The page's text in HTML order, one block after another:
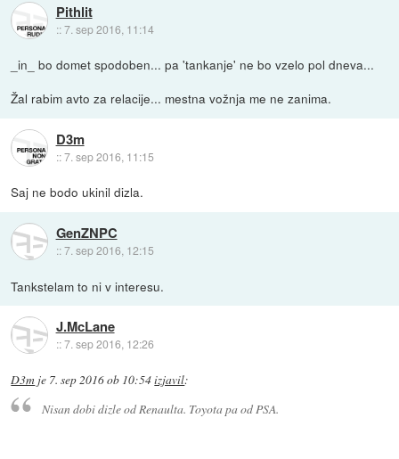
Pithlit
::7. sep 2016, 11:14
_in_ bo domet spodoben... pa 'tankanje' ne bo vzelo pol dneva...
Žal rabim avto za relacije... mestna vožnja me ne zanima.
D3m
::7. sep 2016, 11:15
Saj ne bodo ukinil dizla.
GenZNPC
::7. sep 2016, 12:15
Tankstelam to ni v interesu.
J.McLane
::7. sep 2016, 12:26
D3m je 7. sep 2016 ob 10:54izjavil:
Nisan dobi dizle od Renaulta. Toyota pa od PSA.